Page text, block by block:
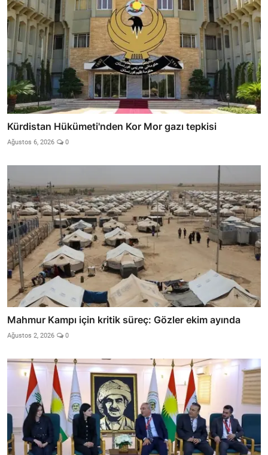
Kürdistan Hükümeti'nden Kor Mor gazı tepkisi
Ağustos 6, 2026 0
Mahmur Kampı için kritik süreç: Gözler ekim ayında
Ağustos 2, 2026 0